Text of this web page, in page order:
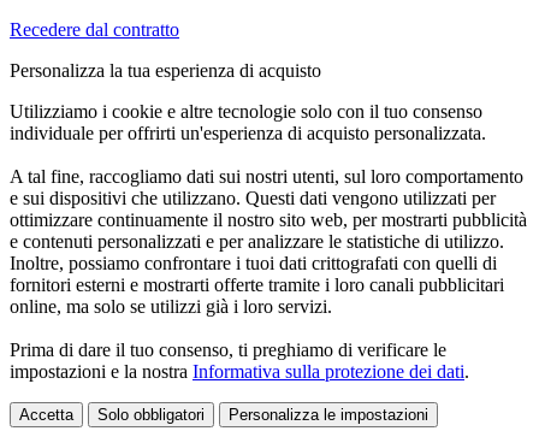
Recedere dal contratto
Personalizza la tua esperienza di acquisto
Utilizziamo i cookie e altre tecnologie solo con il tuo consenso
individuale per offrirti un'esperienza di acquisto personalizzata.
A tal fine, raccogliamo dati sui nostri utenti, sul loro comportamento
e sui dispositivi che utilizzano. Questi dati vengono utilizzati per
ottimizzare continuamente il nostro sito web, per mostrarti pubblicità
e contenuti personalizzati e per analizzare le statistiche di utilizzo.
Inoltre, possiamo confrontare i tuoi dati crittografati con quelli di
fornitori esterni e mostrarti offerte tramite i loro canali pubblicitari
online, ma solo se utilizzi già i loro servizi.
Prima di dare il tuo consenso, ti preghiamo di verificare le
impostazioni e la nostra Informativa sulla protezione dei dati.
Accetta Solo obbligatori Personalizza le impostazioni